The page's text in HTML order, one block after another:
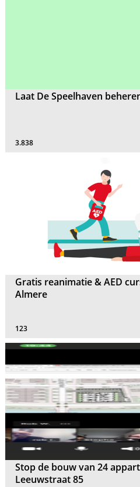
Laat De Speelhaven
3.838
Gratis reanimatie & AED
Almere
123
Stop de bouw van 24
Leeuwstraat 85